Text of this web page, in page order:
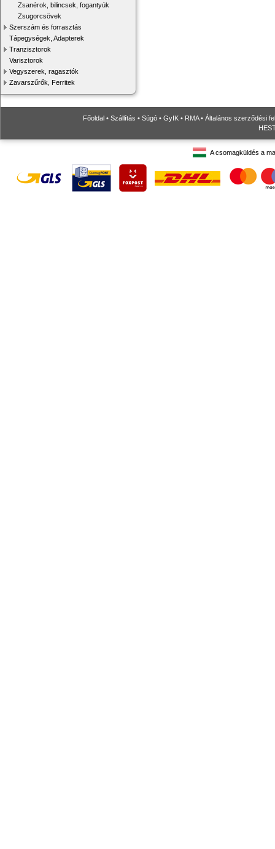
Zsanérok, bilincsek, fogantyúk
Zsugorcsövek
Szerszám és forrasztás
Tápegységek, Adapterek
Tranzisztorok
Varisztorok
Vegyszerek, ragasztók
Zavarszűrők, Ferritek
Főoldal • Szállítás • Súgó • GyIK • RMA• Általános szerződési
A csomagküldés a